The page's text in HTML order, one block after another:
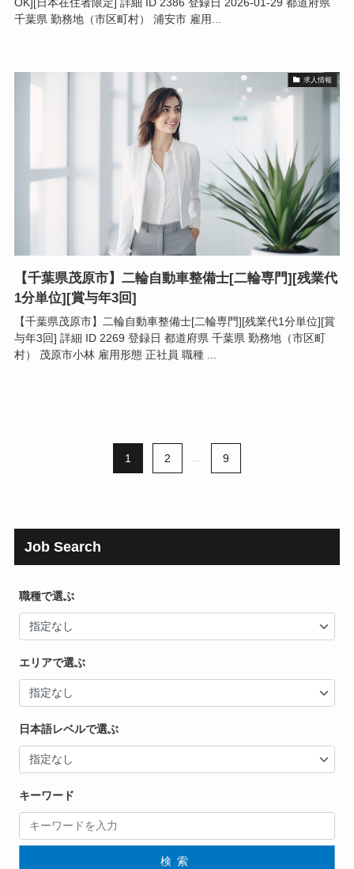
千葉県 勤務地（市区町村） 浦安市 雇用...
求人情報
【千葉県茂原市】二輪自動車整備士[二輪専門][残業代
1分単位][賞与年3回]
【千葉県茂原市】二輪自動車整備士[二輪専門][残業代1分単位][賞
与年3回] 詳細 ID 2269 登録日 都道府県 千葉県 勤務地（市区町
村） 茂原市小林 雇用形態 正社員 職種 ...
1 2 9
Job Search
職種で選ぶ
エリアで選ぶ
日本語レベルで選ぶ
キーワード
検索